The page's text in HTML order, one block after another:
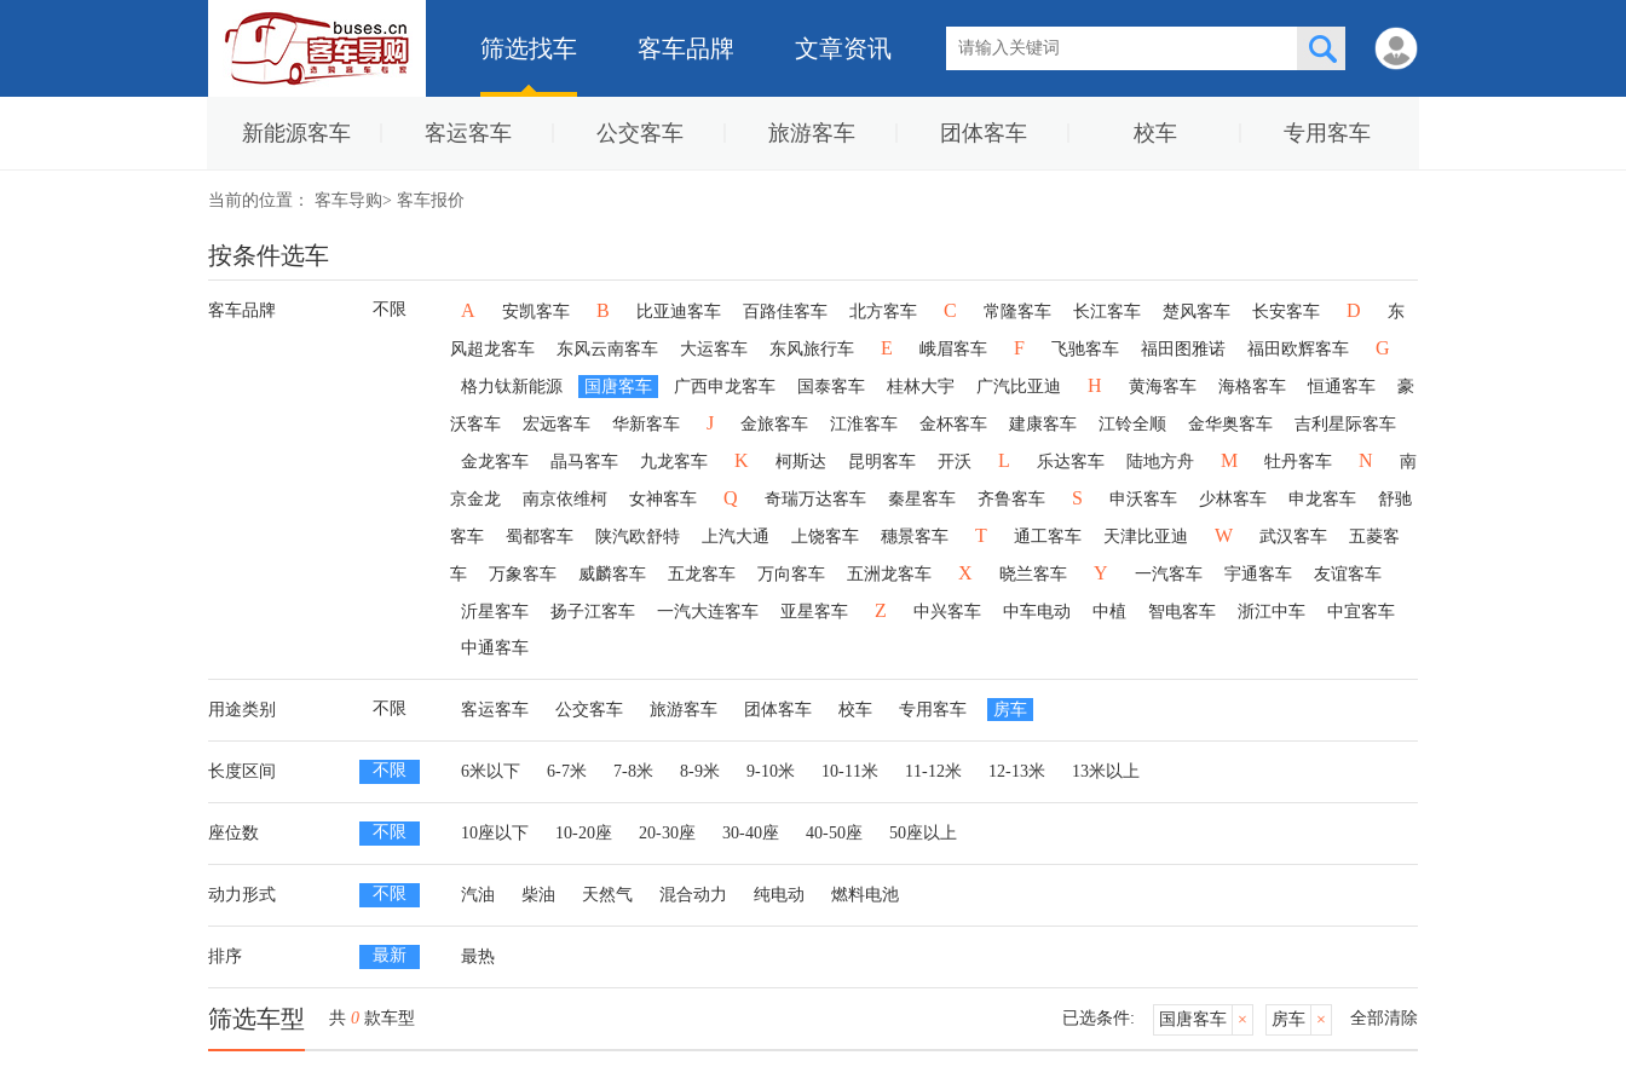
筛选找车 客车品牌 文章资讯
新能源客车 客运客车 公交客车 旅游客车 团体客车 校车 专用客车
当前的位置： 客车导购> 客车报价
按条件选车
客车品牌 不限 A 安凯客车 B 比亚迪客车 百路佳客车 北方客车 C 常隆客车 长江客车 楚风客车 长安客车 D 东
风超龙客车 东风云南客车 大运客车 东风旅行车 E 峨眉客车 F 飞驰客车 福田图雅诺 福田欧辉客车 G
格力钛新能源 国唐客车 广西申龙客车 国泰客车 桂林大宇 广汽比亚迪 H 黄海客车 海格客车 恒通客车 豪
沃客车 宏远客车 华新客车 J 金旅客车 江淮客车 金杯客车 建康客车 江铃全顺 金华奥客车 吉利星际客车
金龙客车 晶马客车 九龙客车 K 柯斯达 昆明客车 开沃 L 乐达客车 陆地方舟 M 牡丹客车 N 南
京金龙 南京依维柯 女神客车 Q 奇瑞万达客车 秦星客车 齐鲁客车 S 申沃客车 少林客车 申龙客车 舒驰
客车 蜀都客车 陕汽欧舒特 上汽大通 上饶客车 穗景客车 T 通工客车 天津比亚迪 W 武汉客车 五菱客
车 万象客车 威麟客车 五龙客车 万向客车 五洲龙客车 X 晓兰客车 Y 一汽客车 宇通客车 友谊客车
沂星客车 扬子江客车 一汽大连客车 亚星客车 Z 中兴客车 中车电动 中植 智电客车 浙江中车
中宜客车
中通客车
用途类别 不限 客运客车 公交客车 旅游客车 团体客车 校车 专用客车 房车
长度区间 不限 6米以下 6-7米 7-8米 8-9米 9-10米 10-11米 11-12米 12-13米 13米以上
座位数 不限 10座以下 10-20座 20-30座 30-40座 40-50座 50座以上
动力形式 不限 汽油 柴油 天然气 混合动力 纯电动 燃料电池
排序 最新 最热
筛选车型 共 0 款车型 全部清除
房车 ×
国唐客车 ×
已选条件: